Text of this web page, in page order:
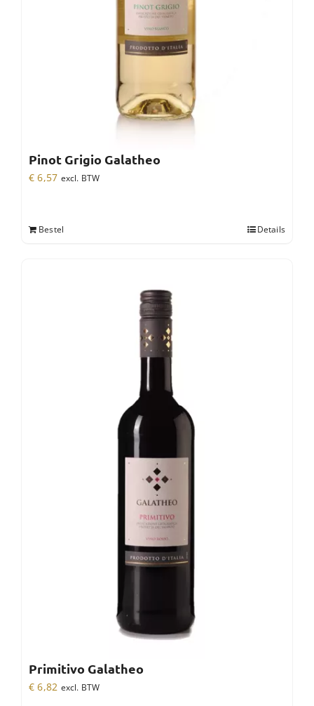
Pinot Grigio Galatheo
€ 6,57 excl. BTW
Bestel Details
Primitivo Galatheo
€ 6,82 excl. BTW